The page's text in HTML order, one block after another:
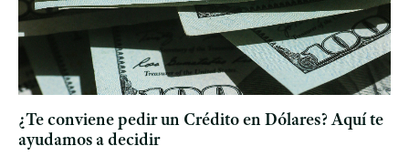
¿Te conviene pedir un Crédito en Dólares? Aquí te
ayudamos a decidir